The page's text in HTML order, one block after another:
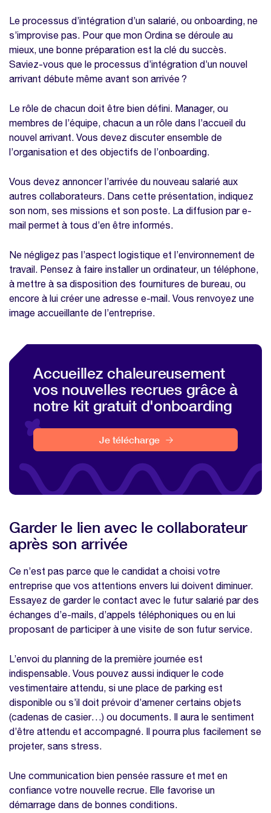
d'onboarding
Garder le lien avec le collaborateur après
son arrivée
Accueillir les nouveaux talents
Accueillez chaleureusement vos nouvelles
recrues grâce à notre kit gratuit
d'onboarding
Penser au tutorat des nouveaux
Mettre en place des objectifs et un plan de
formation
Faire le point régulièrement avec vos
Accueillez chaleureusement vos nouvelles
recrues grâce à notre kit gratuit
d'onboarding
Nos modèles à télécharger sur la même
Enquête bien-être collaborateurs
Livret d'accueil
Modèle promesse d'embauche
Le processus d’intégration d’un salarié, ou onboarding, ne
s’improvise pas. Pour que mon Ordina se déroule au
mieux, une bonne préparation est la clé du succès.
Saviez-vous que le processus d’intégration d’un nouvel
arrivant débute même avant son arrivée ?
Le rôle de chacun doit être bien défini. Manager, ou
membres de l’équipe, chacun a un rôle dans l’accueil du
nouvel arrivant. Vous devez discuter ensemble de
l’organisation et des objectifs de l’onboarding.
Vous devez annoncer l’arrivée du nouveau salarié aux
autres collaborateurs. Dans cette présentation, indiquez
son nom, ses missions et son poste. La diffusion par e-
mail permet à tous d’en être informés.
Ne négligez pas l’aspect logistique et l’environnement de
travail. Pensez à faire installer un ordinateur, un téléphone,
à mettre à sa disposition des fournitures de bureau, ou
encore à lui créer une adresse e-mail. Vous renvoyez une
image accueillante de l’entreprise.
Accueillez chaleureusement
vos nouvelles recrues grâce à
notre kit gratuit d'onboarding
Je télécharge
Garder le lien avec le collaborateur
après son arrivée
Ce n’est pas parce que le candidat a choisi votre
entreprise que vos attentions envers lui doivent diminuer.
Essayez de garder le contact avec le futur salarié par des
échanges d’e-mails, d’appels téléphoniques ou en lui
proposant de participer à une visite de son futur service.
L’envoi du planning de la première journée est
indispensable. Vous pouvez aussi indiquer le code
vestimentaire attendu, si une place de parking est
disponible ou s’il doit prévoir d’amener certains objets
(cadenas de casier…) ou documents. Il aura le sentiment
d’être attendu et accompagné. Il pourra plus facilement se
projeter, sans stress.
Une communication bien pensée rassure et met en
confiance votre nouvelle recrue. Elle favorise un
démarrage dans de bonnes conditions.